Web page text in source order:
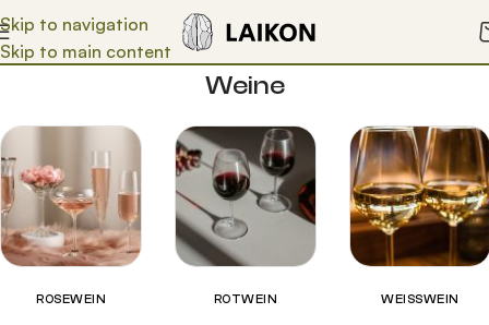
Skip to navigation
Skip to main content
Weine
ROSEWEIN ROTWEIN WEISSWEIN